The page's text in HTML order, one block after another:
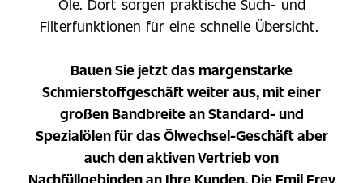
Filterfunktionen für eine schnelle Übersicht.
Bauen Sie jetzt das margenstarke
Schmierstoffgeschäft weiter aus, mit einer
großen Bandbreite an Standard- und
Spezialölen für das Ölwechsel-Geschäft aber
auch den aktiven Vertrieb von
Nachfüllgebinden an Ihre Kunden. Die Emil Frey